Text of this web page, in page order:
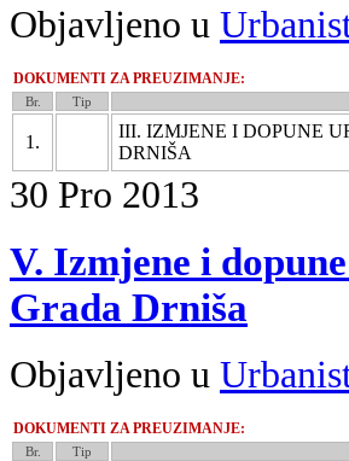
Objavljeno u
DOKUMENTI ZA PREUZIMANJE:
Br. Tip
1.
III. IZMJENE I DOPUNE
DRNIŠA
30 Pro 2013
V. Izmjene i
Grada Drniša
Objavljeno u
DOKUMENTI ZA PREUZIMANJE:
Br. Tip